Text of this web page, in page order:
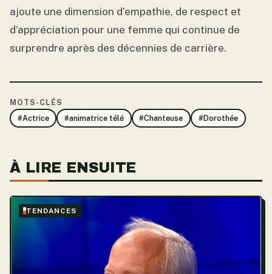
ajoute une dimension d’empathie, de respect et
d’appréciation pour une femme qui continue de
surprendre après des décennies de carrière.
MOTS-CLÉS
#Actrice
#animatrice télé #Chanteuse #Dorothée
À LIRE ENSUITE
TENDANCES